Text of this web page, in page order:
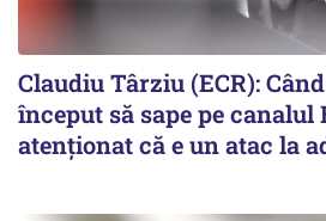
Claudiu Târziu (ECR):
început să sape pe canalul
atenționat că e un atac la